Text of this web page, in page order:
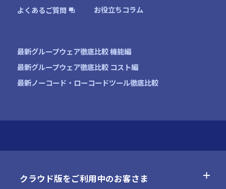
よくあるご質問
お役立ちコラム
最新グループウェア徹底比較 機能編
最新グループウェア徹底比較 コスト編
最新ノーコード・ローコードツール徹底比較
クラウド版をご利用中のお客さま